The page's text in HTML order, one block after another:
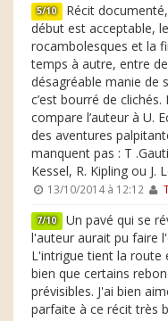
5/10 Récit
début est acceptable,
rocambolesques et la
temps à autre, entre
désagréable manie de
c’est bourré de
compare l’auteur à U.
des aventures
manquent pas : T
Kessel, R. Kipling ou J.
13/10/2014 à 12:12
7/10 Un pavé qui se
l'auteur aurait pu faire
L'intrigue tient la route
bien que certains
prévisibles. J'ai bien
parfaite à ce récit très